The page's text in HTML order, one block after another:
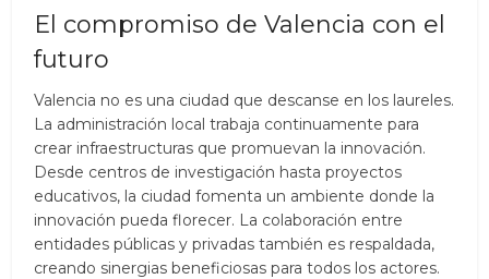
El compromiso de Valencia con el
futuro
Valencia no es una ciudad que descanse en los laureles.
La administración local trabaja continuamente para
crear infraestructuras que promuevan la innovación.
Desde centros de investigación hasta proyectos
educativos, la ciudad fomenta un ambiente donde la
innovación pueda florecer. La colaboración entre
entidades públicas y privadas también es respaldada,
creando sinergias beneficiosas para todos los actores.